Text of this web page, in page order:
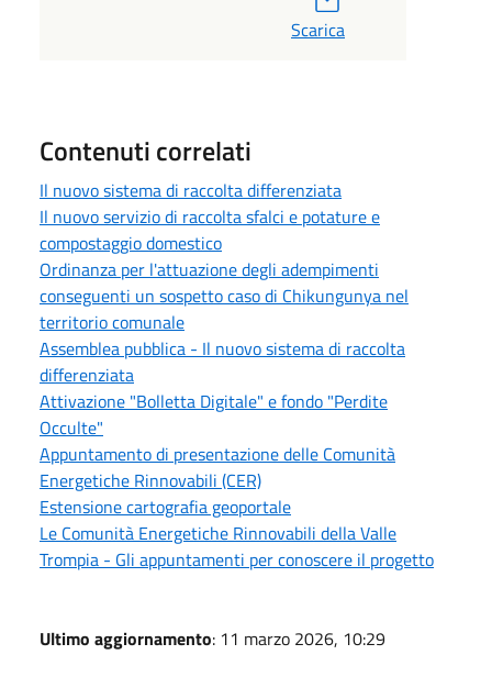
Scarica
Contenuti correlati
Il nuovo sistema di raccolta differenziata
Il nuovo servizio di raccolta sfalci e potature e
compostaggio domestico
Ordinanza per l'attuazione degli adempimenti
conseguenti un sospetto caso di Chikungunya nel
territorio comunale
Assemblea pubblica - Il nuovo sistema di raccolta
differenziata
Attivazione "Bolletta Digitale" e fondo "Perdite
Occulte"
Appuntamento di presentazione delle Comunità
Energetiche Rinnovabili (CER)
Estensione cartografia geoportale
Le Comunità Energetiche Rinnovabili della Valle
Trompia - Gli appuntamenti per conoscere il progetto
Ultimo aggiornamento: 11 marzo 2026, 10:29